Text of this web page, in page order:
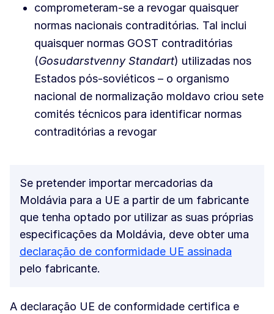
comprometeram-se a revogar quaisquer
normas nacionais contraditórias. Tal inclui
quaisquer normas GOST contraditórias
(Gosudarstvenny Standart) utilizadas nos
Estados pós-soviéticos – o organismo
nacional de normalização moldavo criou sete
comités técnicos para identificar normas
contraditórias a revogar
Se pretender importar mercadorias da
Moldávia para a UE a partir de um fabricante
que tenha optado por utilizar as suas próprias
especificações da Moldávia, deve obter uma
declaração de conformidade UE assinada
pelo fabricante.
A declaração UE de conformidade certifica e